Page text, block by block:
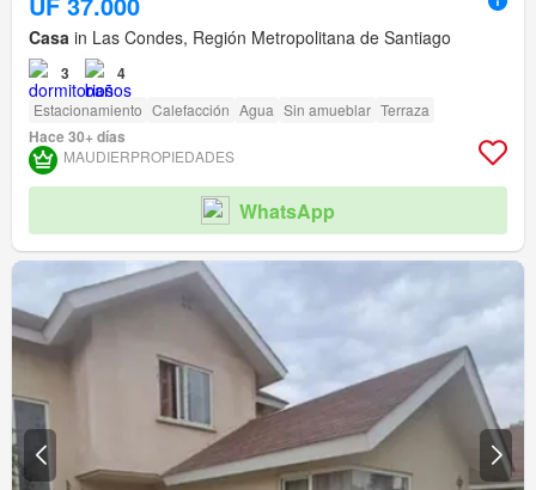
Casa in Las Condes, Región Metropolitana de Santiago
3 4
Estacionamiento Calefacción Agua Sin amueblar Terraza
Hace 30+ días
MAUDIERPROPIEDADES
WhatsApp